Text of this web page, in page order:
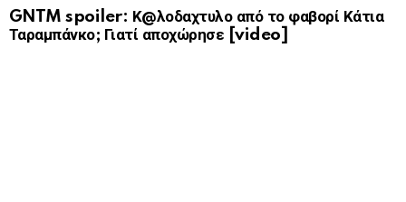
GNTM spoiler: Κ@λοδαχτυλο από το φαβορί Κάτια
Ταραμπάνκο; Γιατί αποχώρησε [video]